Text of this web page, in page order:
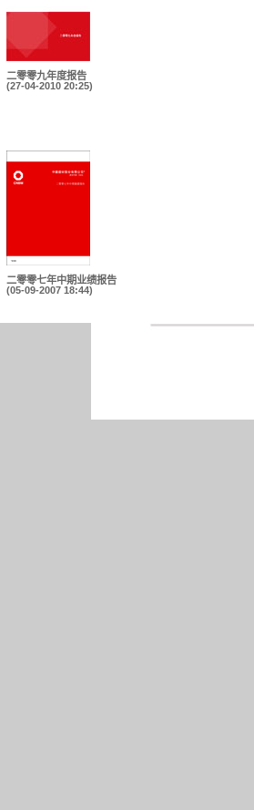
二零零九年度报告
(27-04-2010 20:25)
二零零七年中期业绩报告
(05-09-2007 18:44)